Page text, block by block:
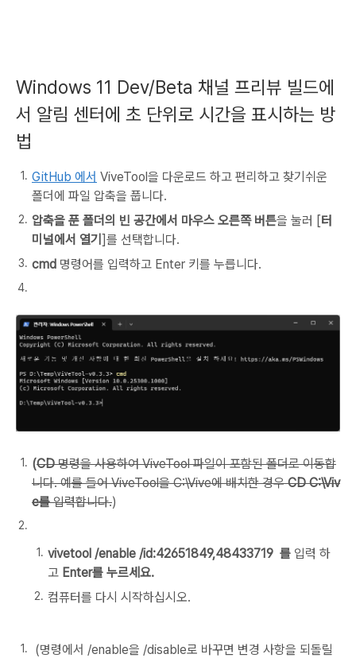
Windows 11 Dev/Beta 채널 프리뷰 빌드에
서 알림 센터에 초 단위로 시간을 표시하는 방
법
GitHub 에서 ViveTool을 다운로드 하고 편리하고 찾기쉬운
폴더에 파일 압축을 풉니다.
압축을 푼 폴더의 빈 공간에서 마우스 오른쪽 버튼을 눌러 [터
미널에서 열기 ]를 선택합니다.
cmd 명령어를 입력하고 Enter 키를 누릅니다.
(CD 명령을 사용하여 ViveTool 파일이 포함된 폴더로 이동합
니다. 예를 들어 ViveTool을 C:\Vive에 배치한 경우 CD C:\Viv
e를 입력합니다.)
vivetool /enable /id:42651849,48433719 를 입력 하
고 Enter를 누르세요.
컴퓨터를 다시 시작하십시오.
(명령에서 /enable을 /disable로 바꾸면 변경 사항을 되돌릴